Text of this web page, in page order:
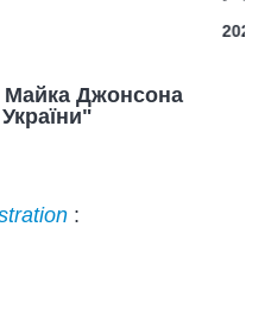
Майка Джонсона
: